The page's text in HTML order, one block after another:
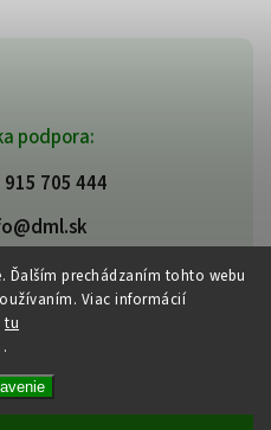
Ďalším prechádzaním tohto webu
Viac informácií
tu
.
podpora:
915 705 444
| BEZLEPKOVÉ POTRAVINY